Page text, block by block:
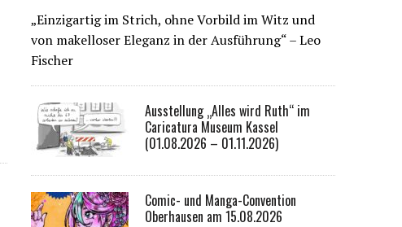
„Einzigartig im Strich, ohne Vorbild im Witz und
von makelloser Eleganz in der Ausführung“ – Leo
Fischer
Ausstellung „Alles wird Ruth“ im
Caricatura Museum Kassel
(01.08.2026 – 01.11.2026)
Comic- und Manga-Convention
Oberhausen am 15.08.2026